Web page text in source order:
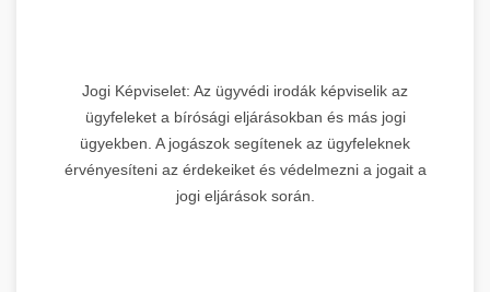
Jogi Képviselet: Az ügyvédi irodák képviselik az
ügyfeleket a bírósági eljárásokban és más jogi
ügyekben. A jogászok segítenek az ügyfeleknek
érvényesíteni az érdekeiket és védelmezni a jogait a
jogi eljárások során.